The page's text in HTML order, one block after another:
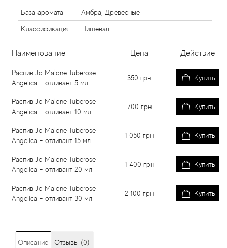
База аромата Амбра, Древесные
Классификация Нишевая
Наименование Цена Действие
Распив Jo Malone Tuberose
Angelica - отливант 5 мл
350 грн Купить
Распив Jo Malone Tuberose
Angelica - отливант 10 мл
700 грн Купить
Распив Jo Malone Tuberose
Angelica - отливант 15 мл
1 050 грн Купить
Распив Jo Malone Tuberose
Angelica - отливант 20 мл
1 400 грн Купить
Распив Jo Malone Tuberose
Angelica - отливант 30 мл
2 100 грн Купить
Описание Отзывы (0)